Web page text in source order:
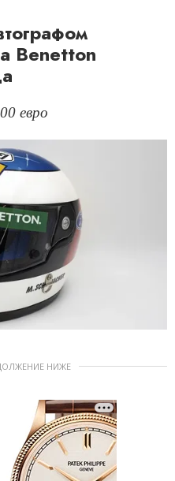
Benetton
евро
НИЖЕ